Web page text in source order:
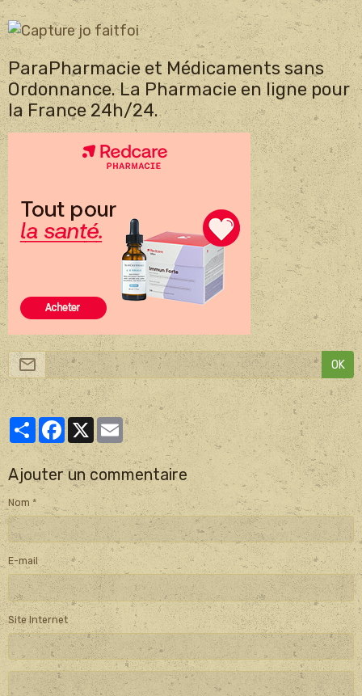
ParaPharmacie et Médicaments sans
Ordonnance. La Pharmacie en ligne pour
la France 24h/24.
OK
PartagerFacebook Email
Ajouter un commentaire
Nom
E-mail
Site Internet